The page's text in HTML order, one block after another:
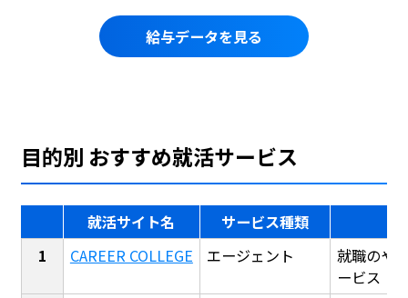
給与データを見る
目的別 おすすめ就活サービス
就活サイト名
サービス種類
CAREER COLLEGE
エージェント
就職のや
ービス